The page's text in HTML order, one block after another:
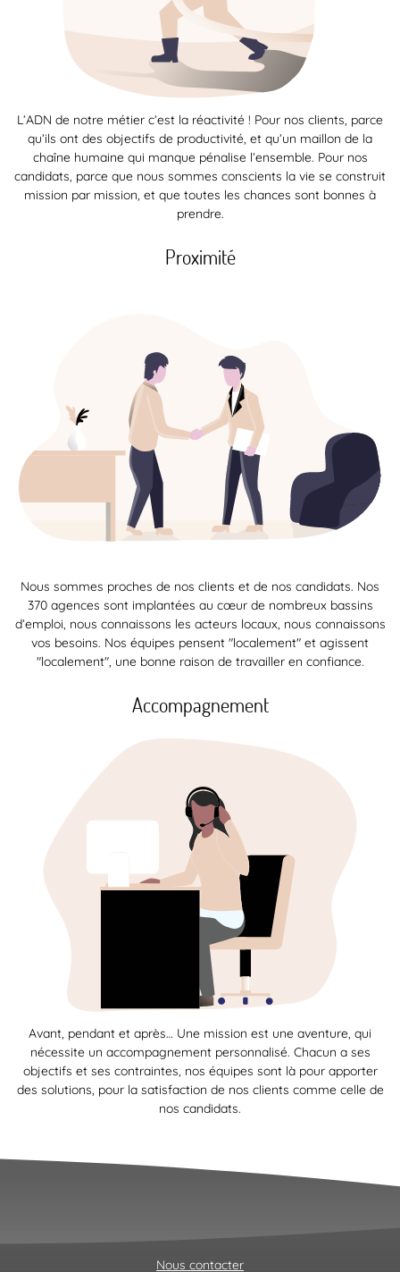
L’ADN de notre métier c’est la réactivité ! Pour nos clients, parce
qu’ils ont des objectifs de productivité, et qu’un maillon de la
chaîne humaine qui manque pénalise l’ensemble. Pour nos
candidats, parce que nous sommes conscients la vie se construit
mission par mission, et que toutes les chances sont bonnes à
prendre.
Proximité
Nous sommes proches de nos clients et de nos candidats. Nos
370 agences sont implantées au cœur de nombreux bassins
d’emploi, nous connaissons les acteurs locaux, nous connaissons
vos besoins. Nos équipes pensent "localement" et agissent
"localement", une bonne raison de travailler en confiance.
Accompagnement
Avant, pendant et après… Une mission est une aventure, qui
nécessite un accompagnement personnalisé. Chacun a ses
objectifs et ses contraintes, nos équipes sont là pour apporter
des solutions, pour la satisfaction de nos clients comme celle de
nos candidats.
Nous contacter